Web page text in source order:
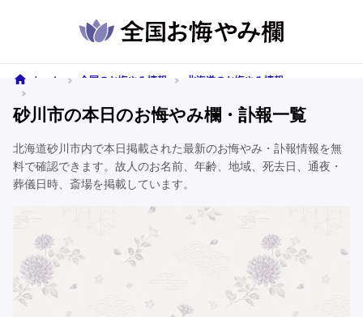
ホーム 全国のお悔やみ情報
北海道のお悔やみ情報
砂川市の本日のお悔やみ欄・訃報一覧
北海道砂川市内で本日掲載された最新のお悔やみ・訃報情報を無
料で確認できます。故人のお名前、年齢、地域、死去日、通夜・
葬儀日時、斎場を掲載しています。